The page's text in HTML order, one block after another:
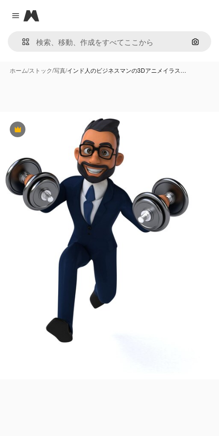
Close menu
Magnific
画像で
ホーム/ストック/写真/インド人のビジネスマンの3Dアニメイラス…
Premium